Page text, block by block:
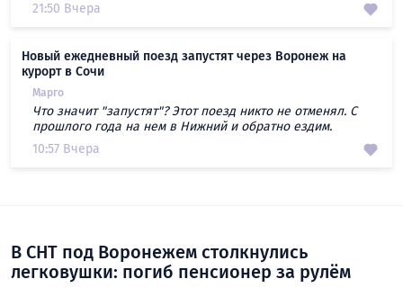
21:50 Вчера
Новый ежедневный поезд запустят через Воронеж на
курорт в Сочи
Марго
Что значит "запустят"? Этот поезд никто не отменял. С
прошлого года на нем в Нижний и обратно ездим.
10:57 Вчера
В СНТ под Воронежем столкнулись
легковушки: погиб пенсионер за рулём